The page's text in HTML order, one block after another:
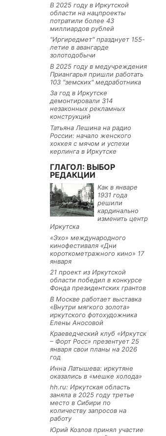
В 2025 году в Иркутской
области на нацпроекты
потратили более 43
миллиардов рублей
"Иргиредмет" празднует 155-
летие в авангарде
золотодобычи
В 2025 году в медучреждения
Приангарья пришли работать
103 "земских" медработника
За год в Иркутске
демонтировали 314
незаконных рекламных
конструкций
Татьяна Лешина на радио
России: начало женского
хоккея с мячом и успехи
керлинга в Иркутске
ГЛАГОЛ: ВЫБОР
РЕДАКЦИИ
Как в январе
1931 года
решили
кардинально
изменить центр
Иркутска
«Эхо» международного
кинофестиваля «Дни
короткометражного кино» 17
января
21 проект из Иркутской
области победил в конкурсе
Фонда президентских грантов
В Москве работает выставка
«Внутри мягкого золота»
иркутского фотохудожника
Елены Аносовой
Краеведческий клуб «Иркутск
– Форт Росс» презентует 25
января свои планы на 2026
год
Инна Латышева: иркутяне
оказались в «мешке холода»
hh.ru: Иркутская область
заняла в 2025 году третье
место в Сибири по
количеству запросов на
работу
Юрий Козлов принял участие